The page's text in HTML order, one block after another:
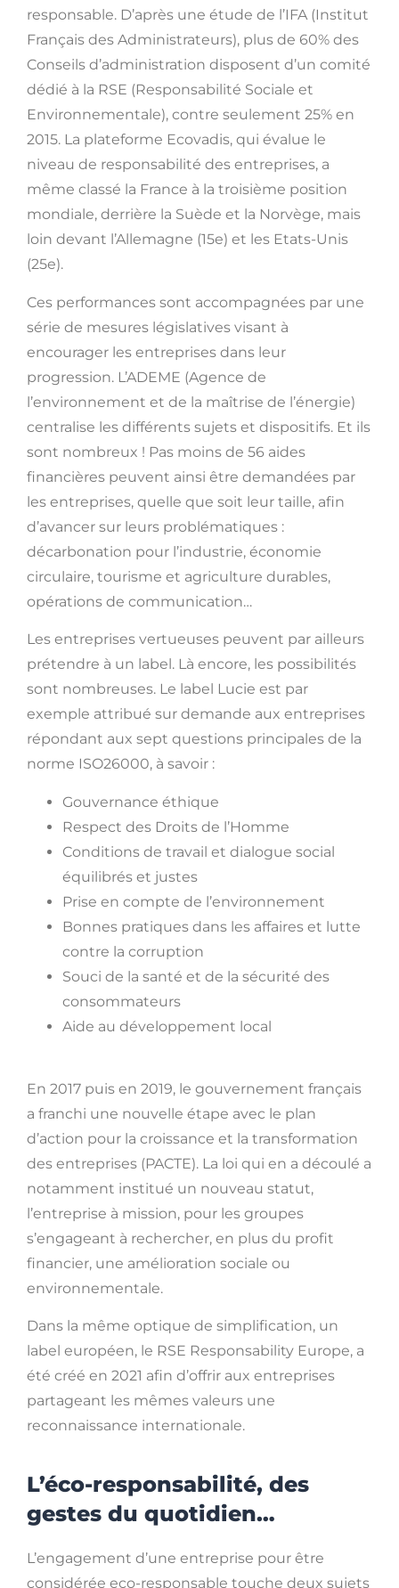
responsable. D’après une étude de l’IFA (Institut
Français des Administrateurs), plus de 60% des
Conseils d’administration disposent d’un comité
dédié à la RSE (Responsabilité Sociale et
Environnementale), contre seulement 25% en
2015. La plateforme Ecovadis, qui évalue le
niveau de responsabilité des entreprises, a
même classé la France à la troisième position
mondiale, derrière la Suède et la Norvège, mais
loin devant l’Allemagne (15e) et les Etats-Unis
(25e).
Ces performances sont accompagnées par une
série de mesures législatives visant à
encourager les entreprises dans leur
progression. L’ADEME (Agence de
l’environnement et de la maîtrise de l’énergie)
centralise les différents sujets et dispositifs. Et ils
sont nombreux ! Pas moins de 56 aides
financières peuvent ainsi être demandées par
les entreprises, quelle que soit leur taille, afin
d’avancer sur leurs problématiques :
décarbonation pour l’industrie, économie
circulaire, tourisme et agriculture durables,
opérations de communication…
Les entreprises vertueuses peuvent par ailleurs
prétendre à un label. Là encore, les possibilités
sont nombreuses. Le label Lucie est par
exemple attribué sur demande aux entreprises
répondant aux sept questions principales de la
norme ISO26000, à savoir :
Gouvernance éthique
Respect des Droits de l’Homme
Conditions de travail et dialogue social
équilibrés et justes
Prise en compte de l’environnement
Bonnes pratiques dans les affaires et lutte
contre la corruption
Souci de la santé et de la sécurité des
consommateurs
Aide au développement local
En 2017 puis en 2019, le gouvernement français
a franchi une nouvelle étape avec le plan
d’action pour la croissance et la transformation
des entreprises (PACTE). La loi qui en a découlé a
notamment institué un nouveau statut,
l’entreprise à mission, pour les groupes
s’engageant à rechercher, en plus du profit
financier, une amélioration sociale ou
environnementale.
Dans la même optique de simplification, un
label européen, le RSE Responsability Europe, a
été créé en 2021 afin d’offrir aux entreprises
partageant les mêmes valeurs une
reconnaissance internationale.
L’éco-responsabilité, des
gestes du quotidien…
L’engagement d’une entreprise pour être
considérée eco-responsable touche deux sujets